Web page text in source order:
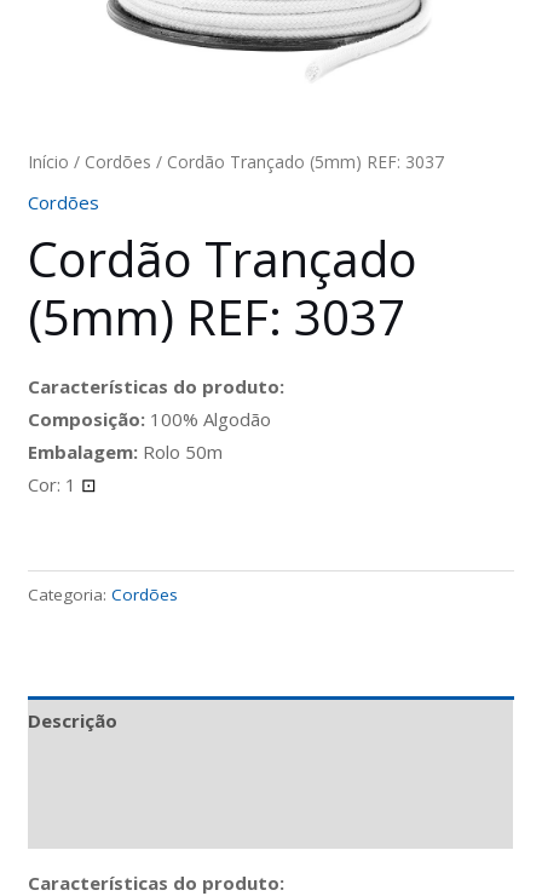
Início / Cordões / Cordão Trançado (5mm) REF: 3037
Cordões
Cordão Trançado
(5mm) REF: 3037
Características do produto:
Composição: 100% Algodão
Embalagem: Rolo 50m
Cor: 1 ⊡
Categoria:Cordões
Descrição
Características do produto: